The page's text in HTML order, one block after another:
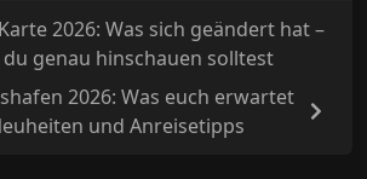
2026: Was sich geändert hat –
genau hinschauen solltest
2026: Was euch erwartet
und Anreisetipps